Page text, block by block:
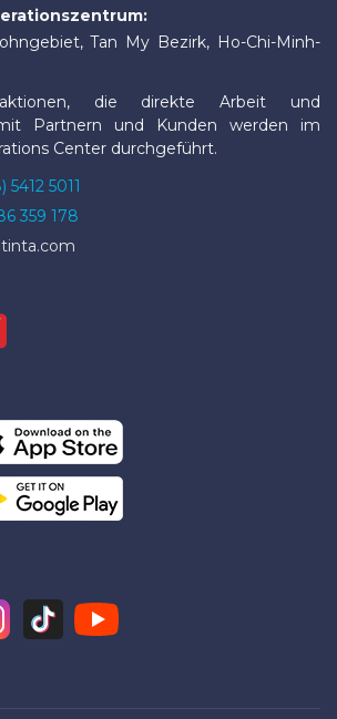
Tan My Bezirk, Ho-Chi-Minh-
die direkte Arbeit und
Partnern und Kunden werden im
Center durchgeführt.
5412 5011
359 178